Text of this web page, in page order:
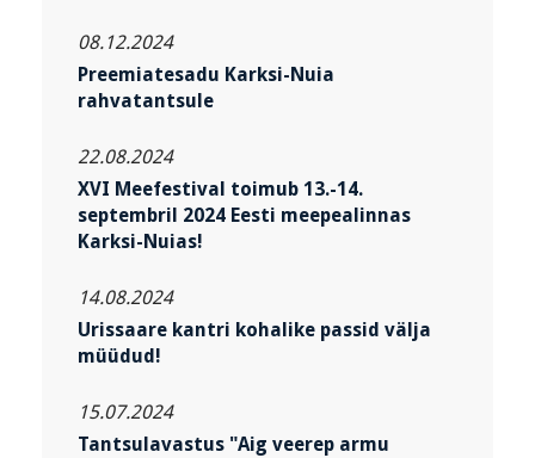
08.12.2024
Preemiatesadu Karksi-Nuia
rahvatantsule
22.08.2024
XVI Meefestival toimub 13.-14.
septembril 2024 Eesti meepealinnas
Karksi-Nuias!
14.08.2024
Urissaare kantri kohalike passid välja
müüdud!
15.07.2024
Tantsulavastus "Aig veerep armu